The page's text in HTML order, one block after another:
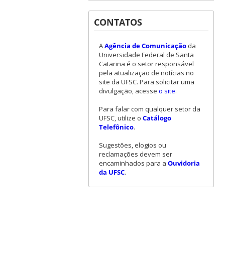
CONTATOS
AAgência de Comunicaçãoda
Universidade Federal de Santa
Catarina é o setor responsável
pela atualização de notícias no
site da UFSC. Para solicitar uma
divulgação, acesse o site.
Para falar com qualquer setor da
UFSC, utilize o Catálogo
Telefônico.
Sugestões, elogios ou
reclamações devem ser
encaminhados para a Ouvidoria
da UFSC.